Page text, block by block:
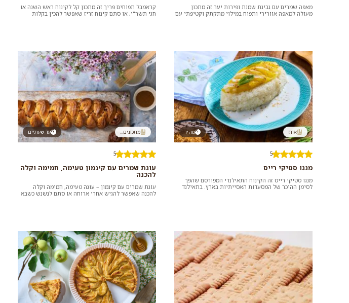
מאפה שמרים עם גבינת שמנת ופירות יער זה מתכון
מעולה למאפה אוורירי ותפוח במילוי מתקתק וקטיפתי עם
קראמבל תפוחים פריך זה מתכון קל לקינוח ראש השנה או
חגי תשר"י, או סתם קינוח זריז שאפשר להכין בקלות
מהיר אורז
5
מנגו סטיקי רייס
מנגו סטיקי רייס זה הקינוח התאילנדי המפורסם שהפך
לסימן ההיכר של המסעדות האסייתיות בארץ. בתאילנד
עד שעתיים מתכונים...
5
עוגת שמרים עם קינמון טעימה, חמימה וקלה
להכנה
עוגת שמרים עם קינמון – עוגה טעימה, חמימה וקלה
להכנה שאפשר להגיש אחרי ארוחה או סתם לנשנש כשבא